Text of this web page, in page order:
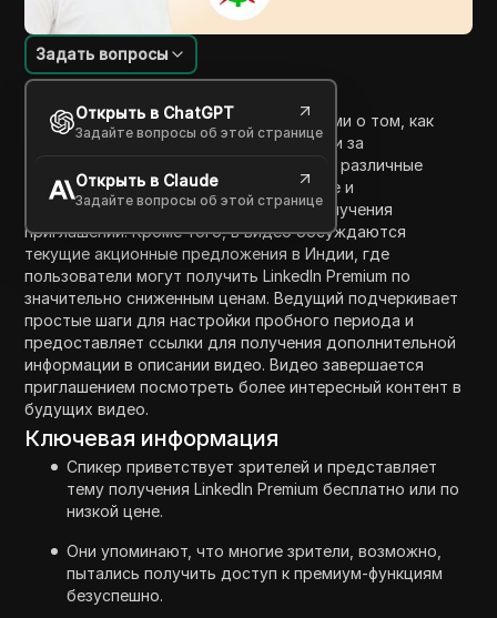
Введение в содержание
Задать вопросы
Открыть в ChatGPT
Задайте вопросы об этой странице
Открыть в Claude
Задайте вопросы об этой странице
В этом видео ведущий делится советами о том, как
получить LinkedIn Premium бесплатно или за
минимальную стоимость. Он упоминает различные
методы, включая пробное предложение и
использование связей в LinkedIn для получения
приглашений. Кроме того, в видео обсуждаются
текущие акционные предложения в Индии, где
пользователи могут получить LinkedIn Premium по
значительно сниженным ценам. Ведущий подчеркивает
простые шаги для настройки пробного периода и
предоставляет ссылки для получения дополнительной
информации в описании видео. Видео завершается
приглашением посмотреть более интересный контент в
будущих видео.
Ключевая информация
Спикер приветствует зрителей и представляет
тему получения LinkedIn Premium бесплатно или по
низкой цене.
Они упоминают, что многие зрители, возможно,
пытались получить доступ к премиум-функциям
безуспешно.